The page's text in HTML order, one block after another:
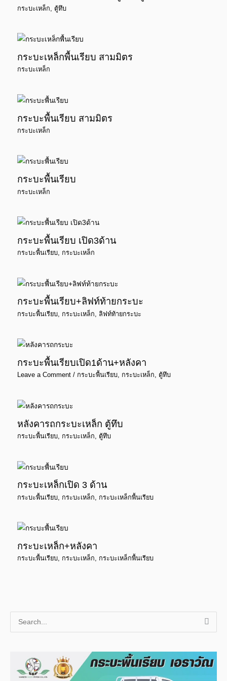
กระบะเหล็ก ตู้ทึบ
กระบะเหล็กพื้นเรียบ สามมิตร
กระบะเหล็ก
กระบะพื้นเรียบ สามมิตร
กระบะเหล็ก
กระบะพื้นเรียบ
กระบะเหล็ก
กระบะพื้นเรียบ เปิด3ด้าน
กระบะพื้นเรียบ, กระบะเหล็ก
กระบะพื้นเรียบ+ลิฟท์ท้ายกระบะ
กระบะพื้นเรียบ กระบะเหล็ก ลิฟท์ท้ายกระบะ
กระบะพื้นเรียบเปิด1ด้าน+หลังคา
Leave a Comment / กระบะพื้นเรียบ, กระบะเหล็ก, ตู้ทึบ
หลังคารถกระบะเหล็ก ตู้ทึบ
กระบะพื้นเรียบ กระบะเหล็ก ตู้ทึบ
กระบะเหล็กเปิด 3 ด้าน
กระบะพื้นเรียบ กระบะเหล็ก กระบะเหล็กพื้นเรียบ
กระบะเหล็ก+หลังคา
กระบะพื้นเรียบ, กระบะเหล็ก, กระบะเหล็กพื้นเรียบ